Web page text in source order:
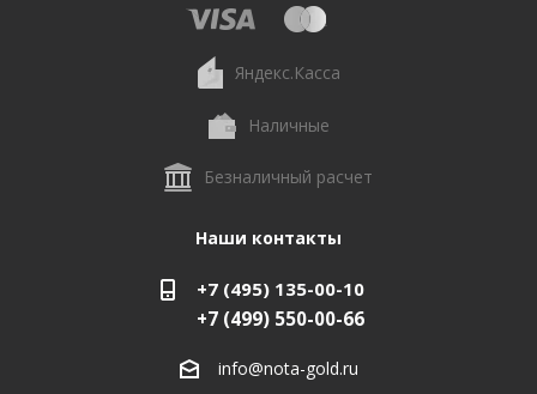
Яндекс.Касса
Наличные
Безналичный расчет
Наши контакты
+7 (495) 135-00-10
+7 (499) 550-00-66
info@nota-gold.ru